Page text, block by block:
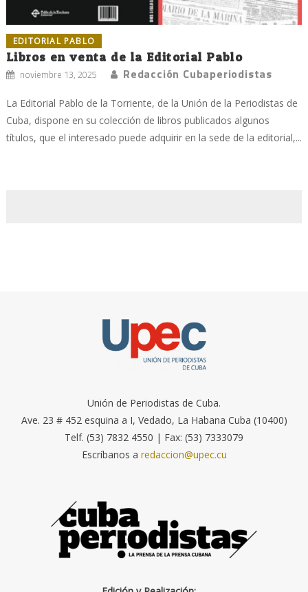
EDITORIAL PABLO
Libros en venta de la Editorial Pablo
noviembre 13, 2025 Redacción Cubaperiodistas
La Editorial Pablo de la Torriente, de la Unión de la Periodistas de
Cuba, dispone en su colección de libros publicados algunos
títulos, que el interesado puede adquirir en la sede de la editorial,...
Unión de Periodistas de Cuba.
Ave. 23 # 452 esquina a I, Vedado, La Habana Cuba (10400)
Telf. (53) 7832 4550 | Fax: (53) 7333079
Escríbanos a redaccion@upec.cu